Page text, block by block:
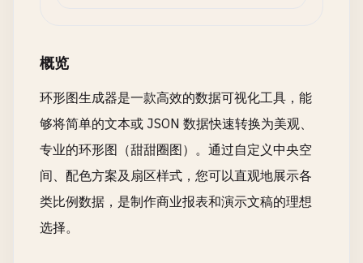
概览
环形图生成器是一款高效的数据可视化工具，能
够将简单的文本或 JSON 数据快速转换为美观、
专业的环形图（甜甜圈图）。通过自定义中央空
间、配色方案及扇区样式，您可以直观地展示各
类比例数据，是制作商业报表和演示文稿的理想
选择。